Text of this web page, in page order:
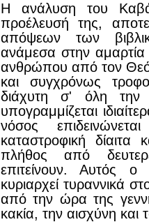
Η ανάλυση του
προέλευσή της,
απόψεων των
ανάμεσα στην
ανθρώπου από τον Θεό
και συγχρόνως
διάχυτη σ' όλη την
υπογραμμίζεται
νόσος
καταστροφική
πλήθος από
επιτείνουν. Αυτός
κυριαρχεί τυραννικά
από την ώρα της
κακία, την αισχύνη και